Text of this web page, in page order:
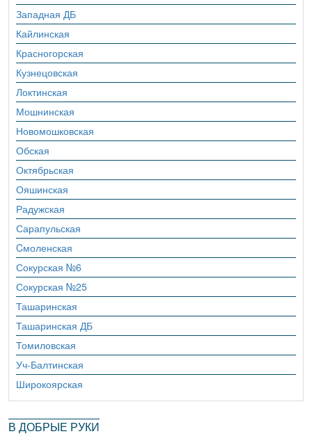
Западная ДБ
Кайлинская
Красногорская
Кузнецовская
Локтинская
Мошнинская
Новомошковская
Обская
Октябрьская
Ояшинская
Радужская
Сарапульская
Cмоленская
Сокурская №6
Сокурская №25
Ташаринская
Ташаринская ДБ
Томиловская
Уч-Балтинская
Широкоярская
В ДОБРЫЕ РУКИ